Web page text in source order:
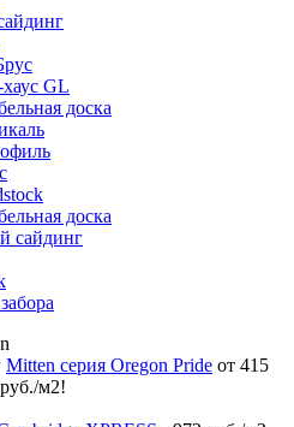
GL
доска
доска
сайдинг
Mitten серия Oregon Pride от 415
м2!